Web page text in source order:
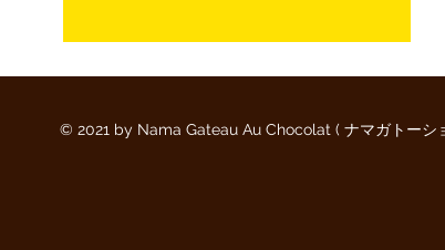
© 2021 by Nama Gateau Au Chocolat ( ナマガトーシ